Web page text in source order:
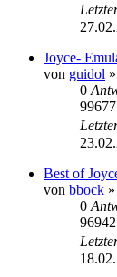
Joyce-
von guidol »
0
99677
Best of
von bbock »
0
96942